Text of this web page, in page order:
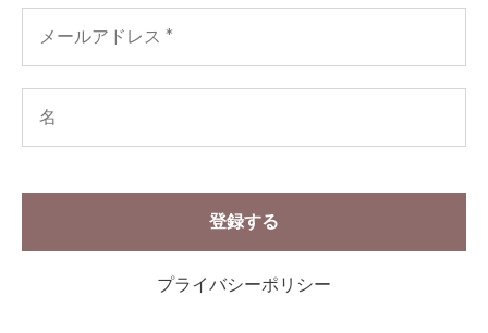
プライバシーポリシー